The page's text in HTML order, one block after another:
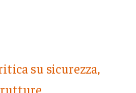
su sicurezza,